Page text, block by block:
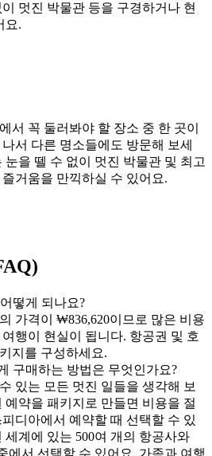
멋진 박물관 등을 구경하거나 현
요.
서 꼭 둘러봐야 할 장소 중 한 곳이
서 다른 명소들에도 방문해 보세
눈을 뗄 수 없이 멋진 박물관 및 최고
거움을 만끽하실 수 있어요.
떻게 되나요?
가격이 ₩836,620이므로 많은 비용
행이 현실이 됩니다. 항공권 및 호
지를 구성하세요.
구매하는 방법은 무엇인가요?
있는 모든 멋진 일들을 생각해 보
약을 패키지로 만들면 비용을 절
디아에서 예약할 때 선택할 수 있
세계에 있는 500여 개의 항공사와
에서 선택할 수 있어요. 가족과 여행